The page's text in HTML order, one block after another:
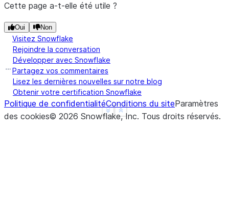
Show less
See more
Cette page a-t-elle été utile ?
Oui Non
Visitez Snowflake
Rejoindre la conversation
Développer avec Snowflake
Partagez vos commentaires
Lisez les dernières nouvelles sur notre blog
Obtenir votre certification Snowflake
Politique de confidentialitéConditions du siteParamètres
des cookies© 2026 Snowflake, Inc. Tous droits réservés.